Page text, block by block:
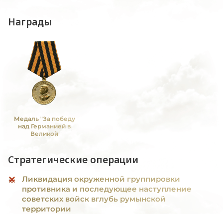
Награды
Медаль "За победу
над Германией в
Великой
Стратегические операции
Ликвидация окруженной группировки
противника и последующее наступление
советских войск вглубь румынской
территории